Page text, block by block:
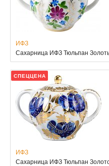
ИФЗ
Сахарница ИФЗ Тюльпан
СПЕЦЦЕНА
ИФЗ
Сахарница ИФЗ Тюльпан